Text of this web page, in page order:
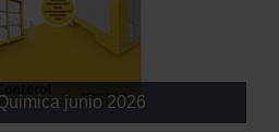
junio 2026